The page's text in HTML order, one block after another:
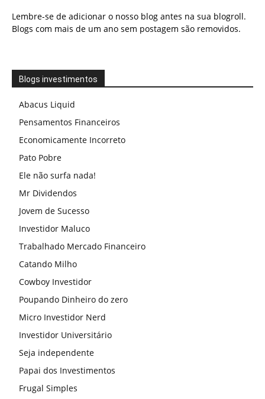
Lembre-se de adicionar o nosso blog antes na sua blogroll.
Blogs com mais de um ano sem postagem são removidos.
Blogs investimentos
Abacus Liquid
Pensamentos Financeiros
Economicamente Incorreto
Pato Pobre
Ele não surfa nada!
Mr Dividendos
Jovem de Sucesso
Investidor Maluco
Trabalhado Mercado Financeiro
Catando Milho
Cowboy Investidor
Poupando Dinheiro do zero
Micro Investidor Nerd
Investidor Universitário
Seja independente
Papai dos Investimentos
Frugal Simples